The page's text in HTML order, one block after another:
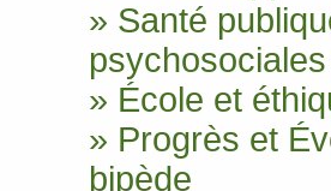
» Santé
psychosociales
» École et
» Progrès et
bipède